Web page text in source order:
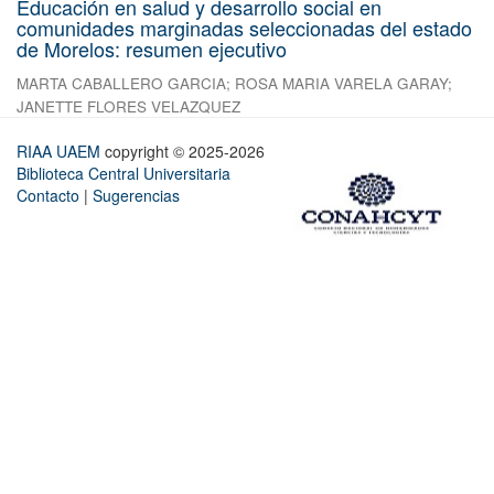
Educación en salud y desarrollo social en
comunidades marginadas seleccionadas del estado
de Morelos: resumen ejecutivo
MARTA CABALLERO GARCIA; ROSA MARIA VARELA GARAY;
JANETTE FLORES VELAZQUEZ
RIAA UAEM copyright © 2025-2026
Biblioteca Central Universitaria
Contacto | Sugerencias